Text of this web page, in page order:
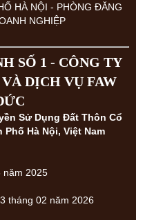
HÀ NỘI - PHÒNG ĐĂNG
NGHIỆP
SỐ 1 - CÔNG TY
DỊCH VỤ FAW
Sử Dụng Đất Thôn Cổ
Hà Nội, Việt Nam
năm 2025
tháng 02 năm 2026